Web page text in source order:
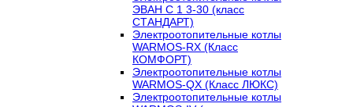
ЭВАН С 1 3-30 (класс
СТАНДАРТ)
Электроотопительные котлы
WARMOS-RX (Класс
КОМФОРТ)
Электроотопительные котлы
WARMOS-QX (Класс ЛЮКС)
Электроотопительные котлы